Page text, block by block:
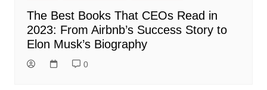
The Best Books That CEOs Read in
2023: From Airbnb’s Success Story to
Elon Musk’s Biography
0